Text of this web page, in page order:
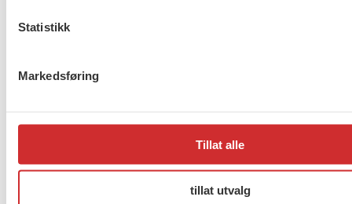
Statistikk
Markedsføring
Tillat alle
tillat utvalg
være.
Flere saker
Taushetsplikt og personvern